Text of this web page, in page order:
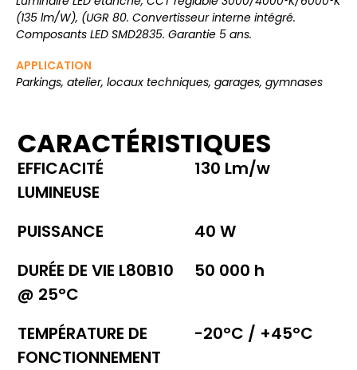
(135 lm/W), (UGR 80. Convertisseur interne intégré.
Composants LED SMD2835. Garantie 5 ans.
APPLICATION
Parkings, atelier, locaux techniques, garages, gymnases
CARACTÉRISTIQUES
EFFICACITÉ
LUMINEUSE
130 Lm/w
PUISSANCE
40 W
DURÉE DE VIE L80B10
@ 25°C
50 000 h
TEMPÉRATURE DE
FONCTIONNEMENT
-20°C / +45°C